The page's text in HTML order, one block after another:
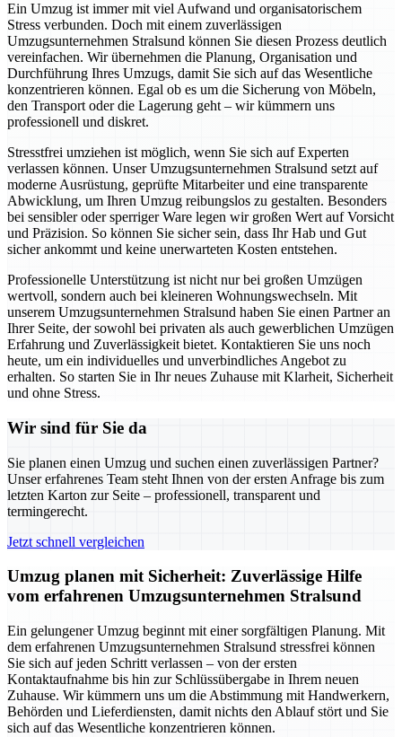
Ein Umzug ist immer mit viel Aufwand und organisatorischem
Stress verbunden. Doch mit einem zuverlässigen
Umzugsunternehmen Stralsund können Sie diesen Prozess deutlich
vereinfachen. Wir übernehmen die Planung, Organisation und
Durchführung Ihres Umzugs, damit Sie sich auf das Wesentliche
konzentrieren können. Egal ob es um die Sicherung von Möbeln,
den Transport oder die Lagerung geht – wir kümmern uns
professionell und diskret.
Stresstfrei umziehen ist möglich, wenn Sie sich auf Experten
verlassen können. Unser Umzugsunternehmen Stralsund setzt auf
moderne Ausrüstung, geprüfte Mitarbeiter und eine transparente
Abwicklung, um Ihren Umzug reibungslos zu gestalten. Besonders
bei sensibler oder sperriger Ware legen wir großen Wert auf Vorsicht
und Präzision. So können Sie sicher sein, dass Ihr Hab und Gut
sicher ankommt und keine unerwarteten Kosten entstehen.
Professionelle Unterstützung ist nicht nur bei großen Umzügen
wertvoll, sondern auch bei kleineren Wohnungswechseln. Mit
unserem Umzugsunternehmen Stralsund haben Sie einen Partner an
Ihrer Seite, der sowohl bei privaten als auch gewerblichen Umzügen
Erfahrung und Zuverlässigkeit bietet. Kontaktieren Sie uns noch
heute, um ein individuelles und unverbindliches Angebot zu
erhalten. So starten Sie in Ihr neues Zuhause mit Klarheit, Sicherheit
und ohne Stress.
Wir sind für Sie da
Sie planen einen Umzug und suchen einen zuverlässigen Partner?
Unser erfahrenes Team steht Ihnen von der ersten Anfrage bis zum
letzten Karton zur Seite – professionell, transparent und
termingerecht.
Jetzt schnell vergleichen
Umzug planen mit Sicherheit: Zuverlässige Hilfe
vom erfahrenen Umzugsunternehmen Stralsund
Ein gelungener Umzug beginnt mit einer sorgfältigen Planung. Mit
dem erfahrenen Umzugsunternehmen Stralsund stressfrei können
Sie sich auf jeden Schritt verlassen – von der ersten
Kontaktaufnahme bis hin zur Schlüssübergabe in Ihrem neuen
Zuhause. Wir kümmern uns um die Abstimmung mit Handwerkern,
Behörden und Lieferdiensten, damit nichts den Ablauf stört und Sie
sich auf das Wesentliche konzentrieren können.